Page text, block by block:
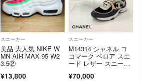
スニーカー
美品 大人気 NIKE W
MN AIR MAX 95 W2
3.5②
¥13,800
スニーカー
M14314 シャネル コ
コマーク ベロア スエ
ード レザー スニーカ
ラー
¥70,000